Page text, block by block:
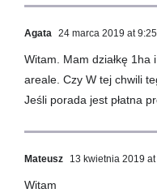
Agata 24 marca 2019 at
Witam. Mam działkę
areale. Czy W tej chwili
Jeśli porada jest płatna
Mateusz 13 kwietnia 2019
Witam